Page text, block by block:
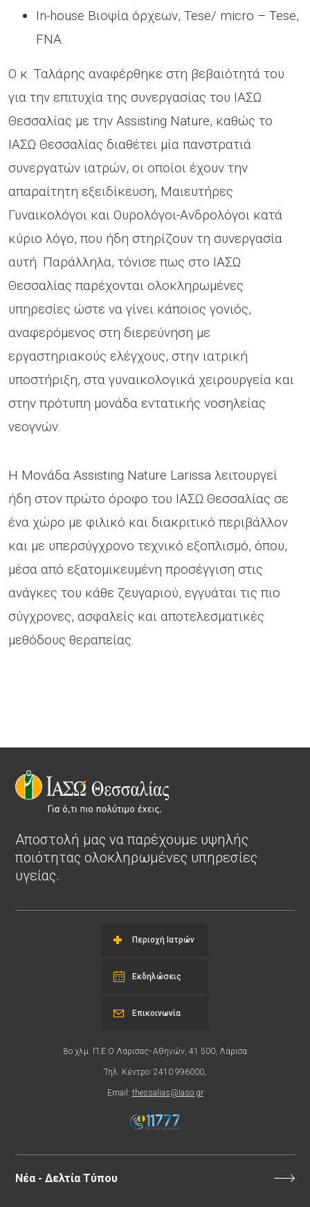
In-house Βιοψία όρχεων, Tese/ micro – Tese,
FNA.
Ο κ. Ταλάρης αναφέρθηκε στη βεβαιότητά του
για την επιτυχία της συνεργασίας του ΙΑΣΩ
Θεσσαλίας με την Assisting Nature, καθώς το
ΙΑΣΩ Θεσσαλίας διαθέτει μία πανστρατιά
συνεργατών ιατρών, οι οποίοι έχουν την
απαραίτητη εξειδίκευση, Μαιευτήρες
Γυναικολόγοι και Ουρολόγοι-Ανδρολόγοι κατά
κύριο λόγο, που ήδη στηρίζουν τη συνεργασία
αυτή. Παράλληλα, τόνισε πως στο ΙΑΣΩ
Θεσσαλίας παρέχονται ολοκληρωμένες
υπηρεσίες ώστε να γίνει κάποιος γονιός,
αναφερόμενος στη διερεύνηση με
εργαστηριακούς ελέγχους, στην ιατρική
υποστήριξη, στα γυναικολογικά χειρουργεία και
στην πρότυπη μονάδα εντατικής νοσηλείας
νεογνών.
Η Μονάδα Assisting Nature Larissa λειτουργεί
ήδη στον πρώτο όροφο του ΙΑΣΩ Θεσσαλίας σε
ένα χώρο με φιλικό και διακριτικό περιβάλλον
και με υπερσύγχρονο τεχνικό εξοπλισμό, όπου,
μέσα από εξατομικευμένη προσέγγιση στις
ανάγκες του κάθε ζευγαριού, εγγυάται τις πιο
σύγχρονες, ασφαλείς και αποτελεσματικές
μεθόδους θεραπείας.
Αποστολή μας να παρέχουμε υψηλής
ποιότητας ολοκληρωμένες υπηρεσίες
υγείας.
Περιοχή Ιατρών
Εκδηλώσεις
8ο χλμ. Π.Ε.Ο Λάρισας- Αθηνών, 41 500, Λάρισα
Τηλ. Κέντρο: 2410 996000,
Email: thessalias@Iaso.gr
Επικοινωνία
Νέα - Δελτία Τύπου